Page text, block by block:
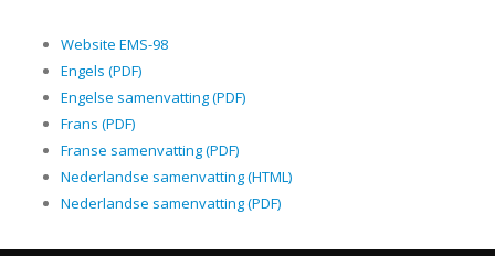
Website EMS-98
Engels (PDF)
Engelse samenvatting (PDF)
Frans (PDF)
Franse samenvatting (PDF)
Nederlandse samenvatting (HTML)
Nederlandse samenvatting (PDF)